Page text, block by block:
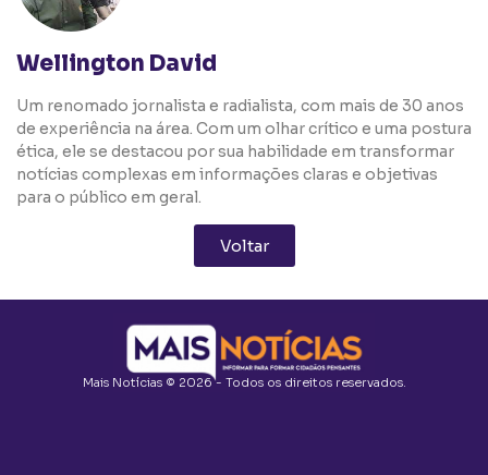
Wellington David
Um renomado jornalista e radialista, com mais de 30 anos
de experiência na área. Com um olhar crítico e uma postura
ética, ele se destacou por sua habilidade em transformar
notícias complexas em informações claras e objetivas
para o público em geral.
Voltar
Mais Notícias © 2026 - Todos os direitos reservados.